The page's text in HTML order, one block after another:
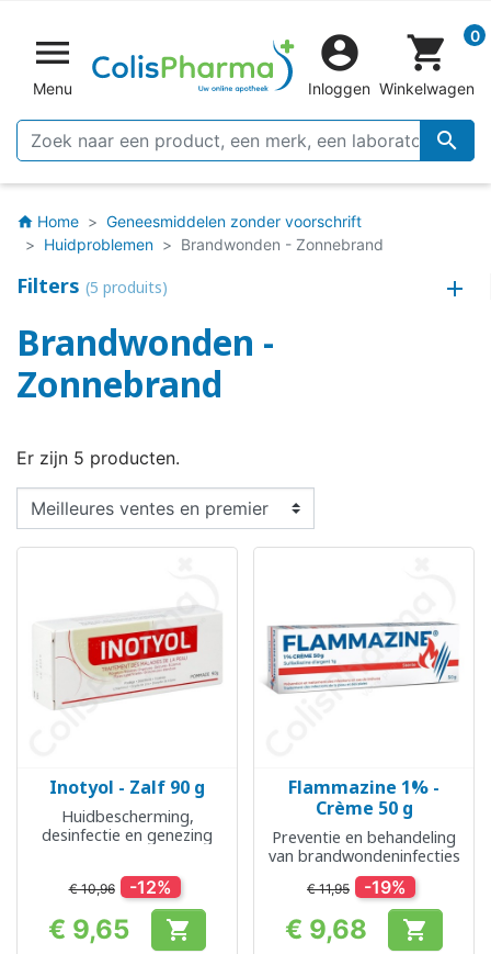

Menu


Inloggen
shopping_cart 0
Winkelwagen
home Home
Geneesmiddelen zonder voorschrift
Huidproblemen
Brandwonden - Zonnebrand
Filters (5 produits)
Brandwonden -
Zonnebrand
Er zijn 5 producten.
Inotyol - Zalf 90 g
Huidbescherming,
desinfectie en genezing
€ 10,96 -12%
Prijs
€ 9,65 
Flammazine 1% -
Crème 50 g
Preventie en behandeling
van brandwondeninfecties
€ 11,95 -19%
Prijs
€ 9,68 